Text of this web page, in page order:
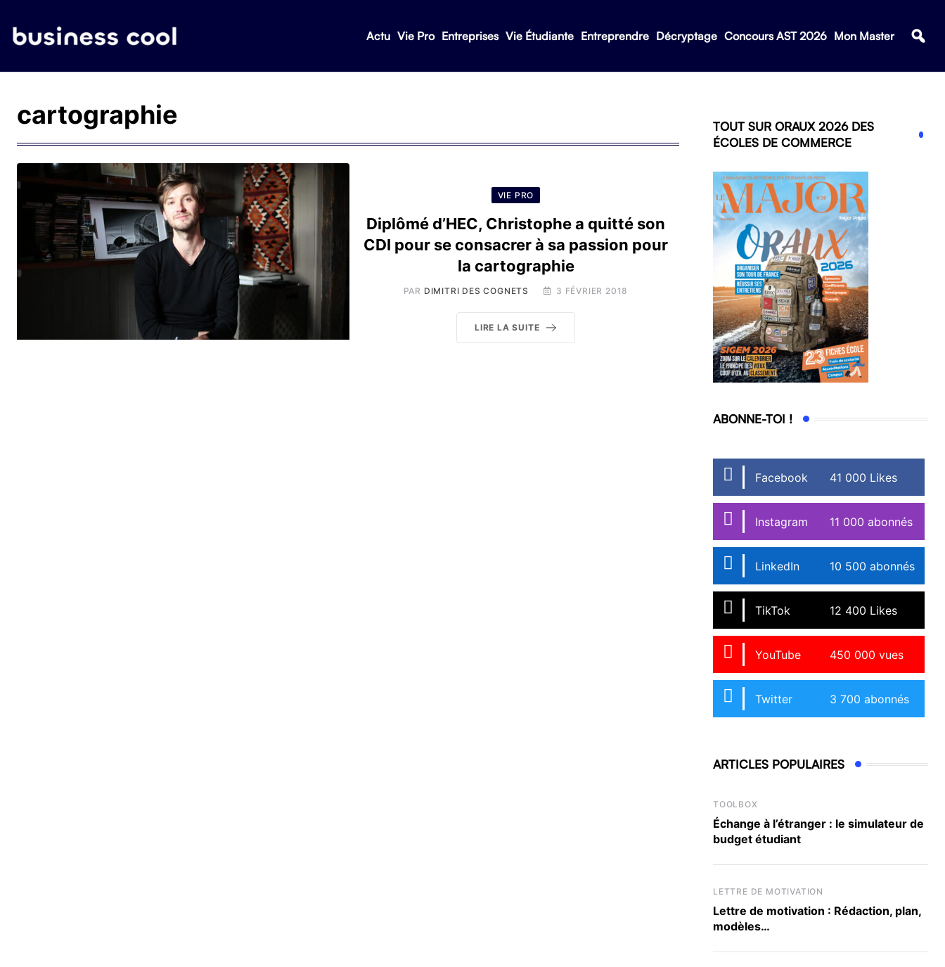
Actu Vie Pro Entreprises Vie Étudiante Entreprendre Décryptage Concours AST 2026 Mon Master
cartographie
VIE PRO
Diplômé d’HEC, Christophe a quitté son
CDI pour se consacrer à sa passion pour
la cartographie
PAR DIMITRI DES COGNETS 3 FÉVRIER 2018
LIRE LA SUITE
TOUT SUR ORAUX 2026 DES
ÉCOLES DE COMMERCE
ABONNE-TOI !
Facebook 41 000 Likes
Instagram 11 000 abonnés
LinkedIn 10 500 abonnés
TikTok 12 400 Likes
YouTube 450 000 vues
Twitter 3 700 abonnés
ARTICLES POPULAIRES
TOOLBOX
Échange à l’étranger : le simulateur de
budget étudiant
LETTRE DE MOTIVATION
Lettre de motivation : Rédaction, plan,
modèles…